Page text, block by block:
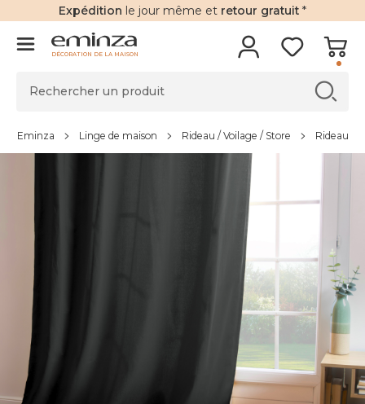
Expédition le jour même et retour gratuit *
DÉCORATION DE LA MAISON
Eminza Linge de maison Rideau / Voilage / Store Rideau